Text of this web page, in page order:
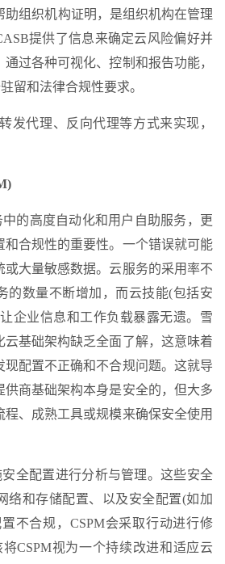
组织机构证明，是组织机构在管理
提供了信息来确定云风险偏好并
过各种可视化、控制和报告功能，
留和法律合规性要求。
发代理、反向代理等方式来实现，
中的高度自动化和用户自助服务，更
和合规性的重要性。一个错误就可能
或大量敏感数据。云服务的采用率不
的数量不断增加，而云技能(包括安
企业信息和工作负载暴露无遗。雪
云基础架构缺乏全面了解，这意味着
配置不正确和不合规问题。这就导
供商基础架构本身是安全的，但大多
、成熟工具或规模来确保安全使用
全配置进行分析与管理。这些安全
络和存储配置、以及安全配置(如加
不合规，CSPM会采取行动进行修
CSPM视为一个持续改进和适应云